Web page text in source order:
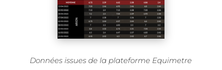
Données issues de la plateforme Equimetre